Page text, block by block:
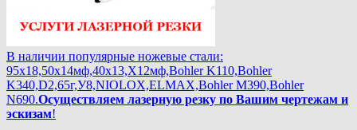
В наличии популярные ножевые стали:
95х18,50х14мф,40х13,Х12мф,Bohler K110,Bohler
K340,D2,65г,У8,NIOLOX,ELMAX,Bohler М390,Bohler
N690.Осуществляем лазерную резку по Вашим чертежам и
эскизам!